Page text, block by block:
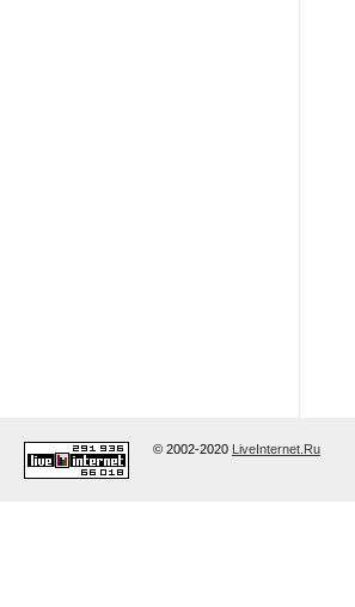
© 2002-2020 LiveInternet.Ru